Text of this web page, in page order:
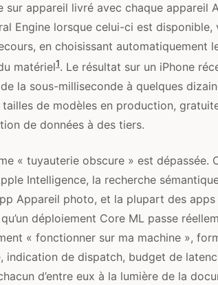
sur appareil livré avec chaque appareil
Engine lorsque celui-ci est disponible,
en choisissant automatiquement
matériel1. Le résultat sur un iPhone
la sous-milliseconde à quelques
de modèles en production,
de données à des tiers.
« tuyauterie obscure » est dépassée.
Intelligence, la recherche
Appareil photo, et la plupart des
déploiement Core ML passe
« fonctionner sur ma machine »,
indication de dispatch, budget de
d’entre eux à la lumière de la